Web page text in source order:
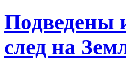
Подведены
след на